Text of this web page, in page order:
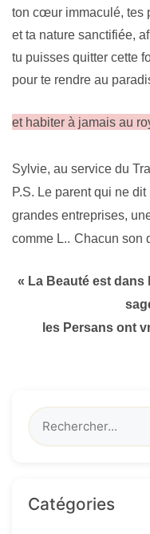
ton cœur immaculé, tes
et ta nature sanctifiée,
tu puisses quitter cette
pour te rendre au
et habiter à jamais au
Sylvie, au service du
P.S. Le parent qui ne
grandes entreprises,
comme L.. Chacun son
« La Beauté est dans
les Persans ont
Catégories